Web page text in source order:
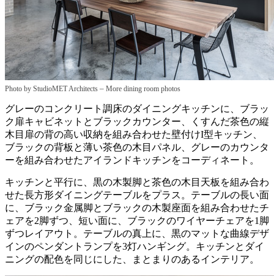
Photo by StudioMET Architects – More dining room photos
グレーのコンクリート調床のダイニングキッチンに、ブラッ
ク扉キャビネットとブラックカウンター、くすんだ茶色の縦
木目扉の背の高い収納を組み合わせた壁付けI型キッチン、
ブラックの背板と薄い茶色の木目パネル、グレーのカウンタ
ーを組み合わせたアイランドキッチンをコーディネート。
キッチンと平行に、黒の木製脚と茶色の木目天板を組み合わ
せた長方形ダイニングテーブルをプラス。テーブルの長い面
に、ブラック金属脚とブラックの木製座面を組み合わせたチ
ェアを2脚ずつ、短い面に、ブラックのワイヤーチェアを1脚
ずつレイアウト。テーブルの真上に、黒のマットな曲線デザ
インのペンダントランプを3灯ハンギング。キッチンとダイ
ニングの配色を同じにした、まとまりのあるインテリア。